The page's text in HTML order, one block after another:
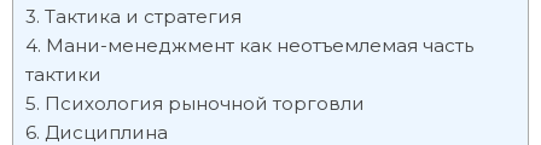
Тактика и стратегия
Мани-менеджмент как неотъемлемая часть
тактики
Психология рыночной торговли
Дисциплина